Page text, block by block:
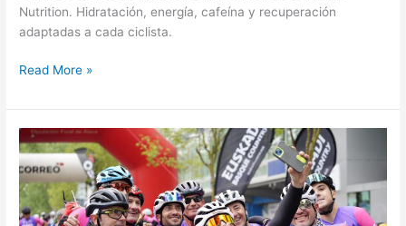
Nutrition. Hidratación, energía, cafeína y recuperación
adaptadas a cada ciclista.
Read More »
Gran
Fondo
Vitoria
presenta
su